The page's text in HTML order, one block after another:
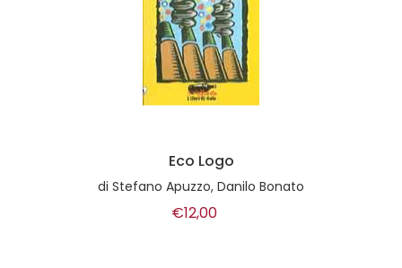
Eco Logo
di Stefano Apuzzo, Danilo Bonato
€12,00